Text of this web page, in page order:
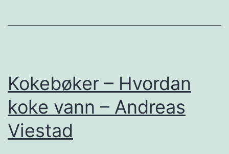
r
r
d
Kokebøker – Hvordan
koke vann – Andreas
Viestad